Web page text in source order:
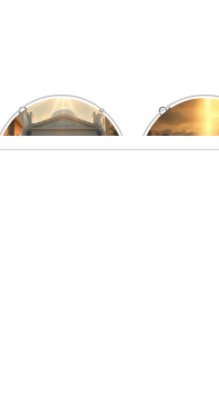
O Significado e
Função do Levita
Otniel: